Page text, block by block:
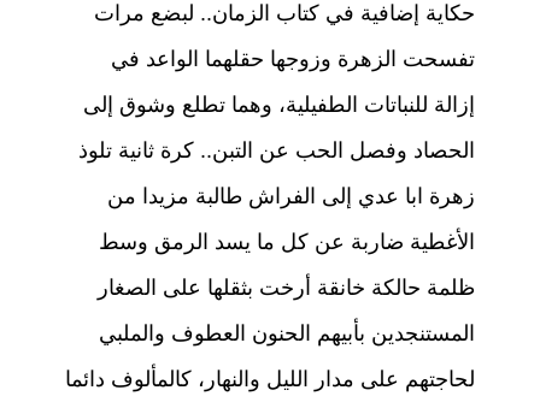
حكاية إضافية في كتاب الزمان.. لبضع مرات
تفسحت الزهرة وزوجها حقلهما الواعد في
إزالة للنباتات الطفيلية، وهما تطلع وشوق إلى
الحصاد وفصل الحب عن التبن.. كرة ثانية تلوذ
زهرة ابا عدي إلى الفراش طالبة مزيدا من
الأغطية ضاربة عن كل ما يسد الرمق وسط
ظلمة حالكة خانقة أرخت بثقلها على الصغار
المستنجدين بأبيهم الحنون العطوف والملبي
لحاجتهم على مدار الليل والنهار، كالمألوف دائما